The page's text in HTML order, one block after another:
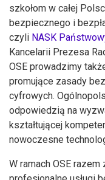
szkołom w całej
bezpiecznego i
czyli NASK
Kancelarii Prezesa
OSE prowadzimy
promujące zasady
cyfrowych.
odpowiedzią na
kształtującej
nowoczesne
W ramach OSE